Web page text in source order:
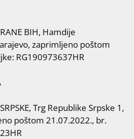
BIH, Hamdije
zaprimljeno poštom
RG190973637HR
Trg Republike Srpske 1,
poštom 21.07.2022., br.